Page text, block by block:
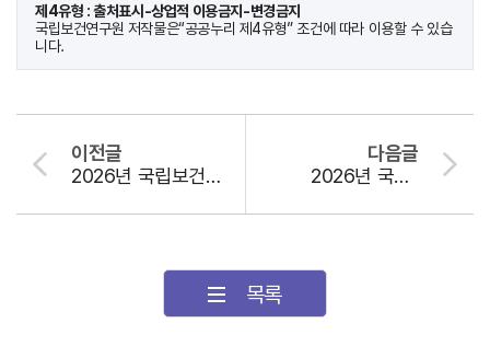
제4유형 : 출처표시-상업적 이용금지-변경금지
국립보건연구원 저작물은“공공누리 제4유형” 조건에 따라 이용할 수 있습
니다.
이전글
2026년 국립보건연구원 연구개발사업 설명회 개최(12. 29.)
다음글
2026년 국립보건연구원 연구개발사업 설명회(2025.12.29. 개최) 발표자료 및 질의응답 공유
목록